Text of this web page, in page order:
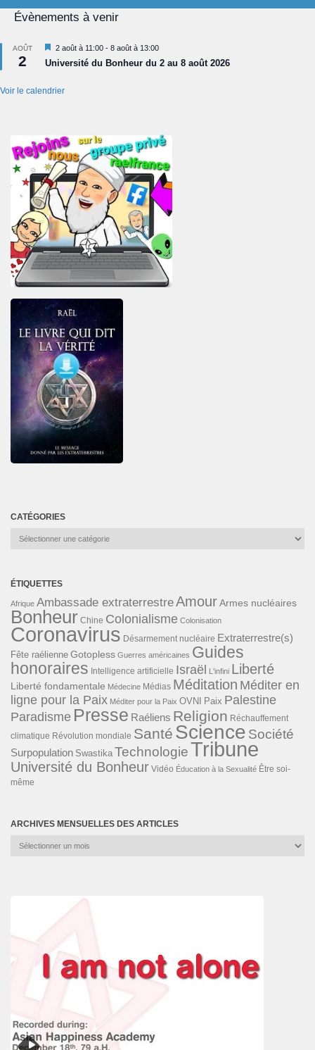
Évènements à venir
AOÛT
2
Mis
en
avant
2 août à 11:00 - 8 août à 13:00
Université du Bonheur du 2 au 8 août 2026
Voir le calendrier
CATÉGORIES
Catégories
ÉTIQUETTES
Afrique Ambassade extraterrestreAmourArmes nucléaires
Bonheur Chine Colonialisme Colonisation
Coronavirus Désarmement nucléaire Extraterrestre(s)
Fête raélienne Gotopless Guerres américaines Guides
honoraires Intelligence artificielle Israël L'infini Liberté
Liberté fondamentale Médecine Médias Méditation Méditer en
ligne pour la Paix Méditer pour la Paix OVNI Paix Palestine
Paradisme Presse Raéliens Religion Réchauffement
climatique Révolution mondiale Santé Science Société
Surpopulation Swastika TechnologieTribune
Université du Bonheur Vidéo Éducation à la Sexualité Être soi-
même
ARCHIVES MENSUELLES DES ARTICLES
Archives